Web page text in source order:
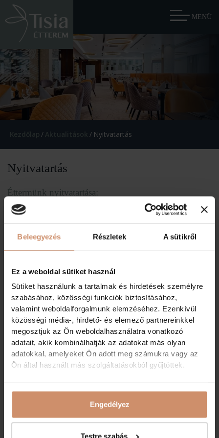
Beleegyezés Részletek A sütikről
Ez a weboldal sütiket használ
Sütiket használunk a tartalmak és hirdetések személyre
szabásához, közösségi funkciók biztosításához,
valamint weboldalforgalmunk elemzéséhez. Ezenkívül
közösségi média-, hirdető- és elemező partnereinkkel
megosztjuk az Ön weboldalhasználatra vonatkozó
adatait, akik kombinálhatják az adatokat más olyan
adatokkal, amelyeket Ön adott meg számukra vagy az
Ön által használt más szolgáltatásokból gyűjtöttek.
Engedélyez
Testre szabás
/ / Nyitvatartás
Nyitvatartás
Éttermünk nyitvatartása:
Reggeli hétköznap: 06.30-10.00, Reggeli hétvégén: 07.00-
12.00-15.00 a la carte. Időszakos menüajánlatunkról
érdeklődjön Kollégáinknál.
(konyhánk 21.00-kor zár)
Bárunk nyitvatartása:
vasárnaptól csütörtökig 07.00-22.00
pénteken és szombaton 07.00-23.00
Dress code
Kérjük kedves vendégeinket, hogy éttermünket és közös
helyiségeinket az alkalomhoz illő öltözékben látogassák, kerüljék
együttműködésüket!